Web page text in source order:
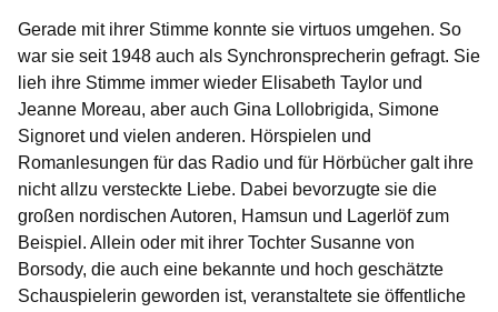
Gerade mit ihrer Stimme konnte sie virtuos umgehen. So
war sie seit 1948 auch als Synchronsprecherin gefragt. Sie
lieh ihre Stimme immer wieder Elisabeth Taylor und
Jeanne Moreau, aber auch Gina Lollobrigida, Simone
Signoret und vielen anderen. Hörspielen und
Romanlesungen für das Radio und für Hörbücher galt ihre
nicht allzu versteckte Liebe. Dabei bevorzugte sie die
großen nordischen Autoren, Hamsun und Lagerlöf zum
Beispiel. Allein oder mit ihrer Tochter Susanne von
Borsody, die auch eine bekannte und hoch geschätzte
Schauspielerin geworden ist, veranstaltete sie öffentliche